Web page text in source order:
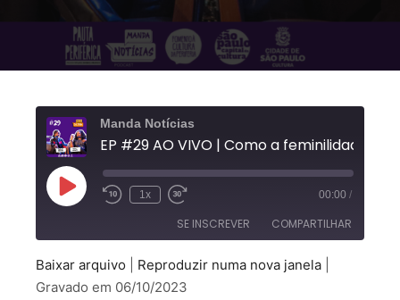
Manda Notícias
1x 00:00 /
SE INSCREVER COMPARTILHAR
FEED RSS
COMPARTILHAR
Baixar arquivo Reproduzir numa nova janela
Gravado em 06/10/2023